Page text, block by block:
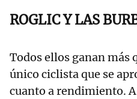
ROGLIC Y LAS
Todos ellos ganan más
único ciclista que se
cuanto a rendimiento.